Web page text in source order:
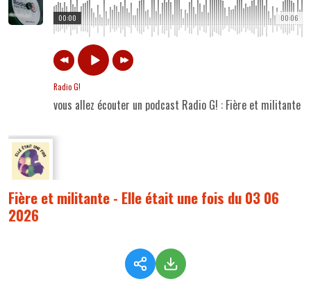
00:06
00:00
Radio G!
vous allez écouter un podcast Radio G! : Fière et
Fière et militante - Elle était une fois du 03 06
2026